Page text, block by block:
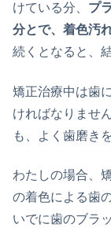
けている分、 プ
分とで、着色汚
続くとなると、
矯正治療中は歯
ければなりませ
も、よく歯磨き
わたしの場合、
の着色による歯
いでに歯のブラ